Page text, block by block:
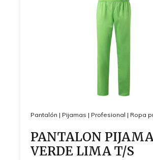
Pantalón | Pijamas | Profesional | Ropa
PANTALON
VERDE LIMA T/S